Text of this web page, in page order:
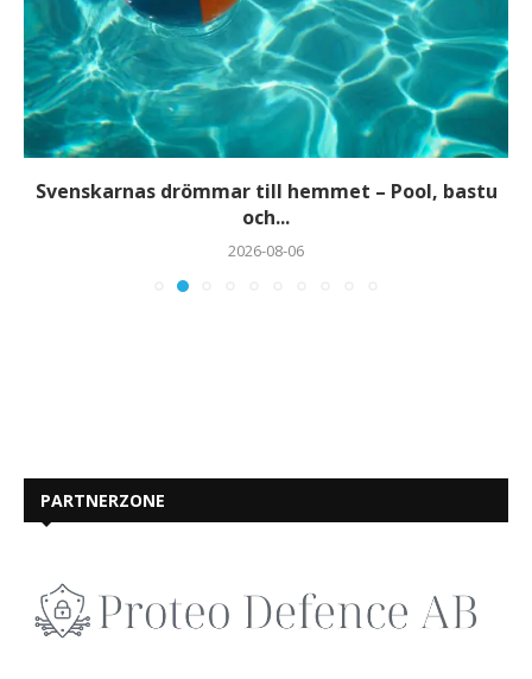
Svenskarnas drömmar till hemmet – Pool, bastu
och...
2026-08-06
PARTNERZONE